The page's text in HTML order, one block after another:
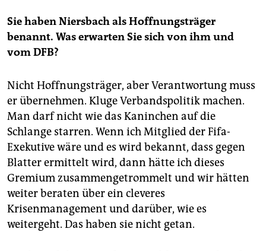
Sie haben Niersbach als Hoffnungsträger
benannt. Was erwarten Sie sich von ihm und
vom DFB?
Nicht Hoffnungsträger, aber Verantwortung muss
er übernehmen. Kluge Verbandspolitik machen.
Man darf nicht wie das Kaninchen auf die
Schlange starren. Wenn ich Mitglied der Fifa-
Exekutive wäre und es wird bekannt, dass gegen
Blatter ermittelt wird, dann hätte ich dieses
Gremium zusammengetrommelt und wir hätten
weiter beraten über ein cleveres
Krisenmanagement und darüber, wie es
weitergeht. Das haben sie nicht getan.